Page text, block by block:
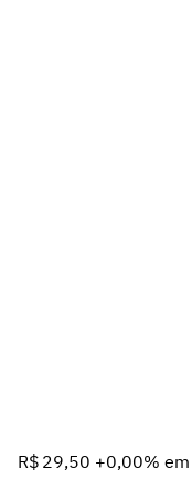
R$ 29,50 +0,00%